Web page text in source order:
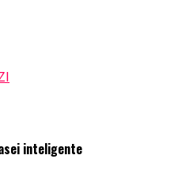
inteligente